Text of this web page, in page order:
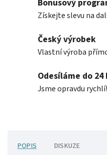
Bonusový
Získejte slevu na
Český výrobek
Vlastní výroba
Odesíláme do 24
Jsme opravdu rychlí!
POPIS DISKUZE